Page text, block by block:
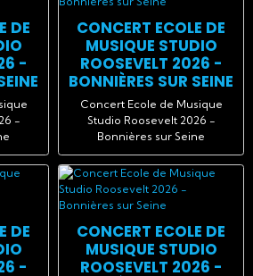
DE
-
-
CONCERT ECOLE DE
MUSIQUE STUDIO
ROOSEVELT 2026 -
BONNIÈRES SUR SEINE
Concert Ecole de Musique
Studio Roosevelt 2026 -
Bonnières sur Seine
DE
-
CONCERT ECOLE DE
MUSIQUE STUDIO
ROOSEVELT 2026 -